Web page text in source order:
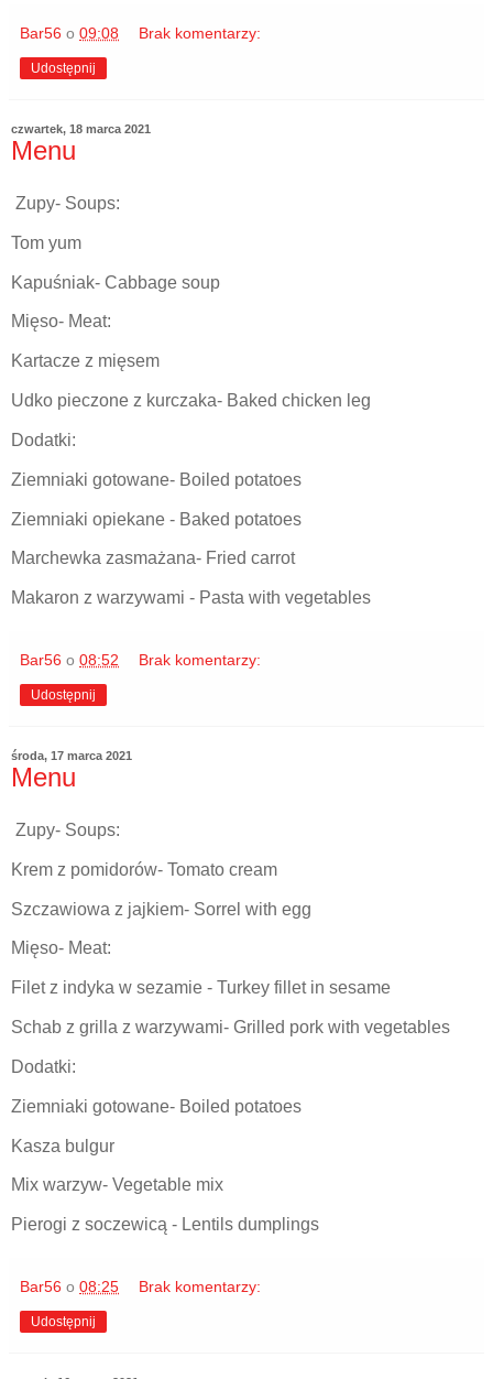
Bar56 o 09:08 Brak komentarzy:
Udostępnij
czwartek, 18 marca 2021
Menu
Zupy- Soups:
Tom yum
Kapuśniak- Cabbage soup
Mięso- Meat:
Kartacze z mięsem
Udko pieczone z kurczaka- Baked chicken leg
Dodatki:
Ziemniaki gotowane- Boiled potatoes
Ziemniaki opiekane - Baked potatoes
Marchewka zasmażana- Fried carrot
Makaron z warzywami - Pasta with vegetables
Bar56 o 08:52 Brak komentarzy:
Udostępnij
środa, 17 marca 2021
Menu
Zupy- Soups:
Krem z pomidorów- Tomato cream
Szczawiowa z jajkiem- Sorrel with egg
Mięso- Meat:
Filet z indyka w sezamie - Turkey fillet in sesame
Schab z grilla z warzywami- Grilled pork with vegetables
Dodatki:
Ziemniaki gotowane- Boiled potatoes
Kasza bulgur
Mix warzyw- Vegetable mix
Pierogi z soczewicą - Lentils dumplings
Bar56 o 08:25 Brak komentarzy:
Udostępnij